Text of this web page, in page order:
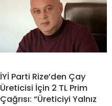
İYİ Parti Rize’den Çay
Üreticisi İçin 2 TL Prim
Çağrısı: “Üreticiyi Yalnız